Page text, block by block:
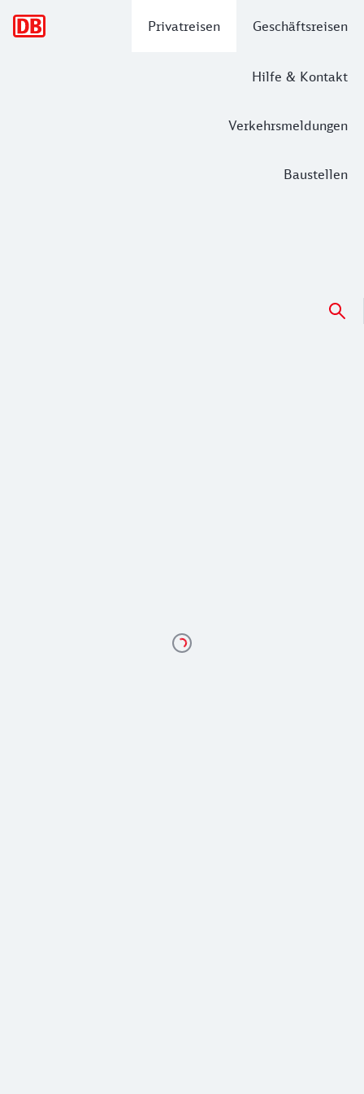
Privatreisen Geschäftsreisen
Hilfe & Kontakt
Verkehrsmeldungen
Baustellen